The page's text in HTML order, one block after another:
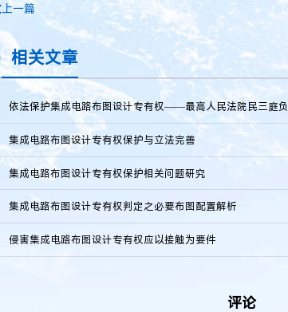
上一篇
相关文章
依法保护集成电路布图设计专有权——最高人民法院民三庭
集成电路布图设计专有权保护与立法完善
集成电路布图设计专有权保护相关问题研究
集成电路布图设计专有权判定之必要布图配置解析
侵害集成电路布图设计专有权应以接触为要件
评论